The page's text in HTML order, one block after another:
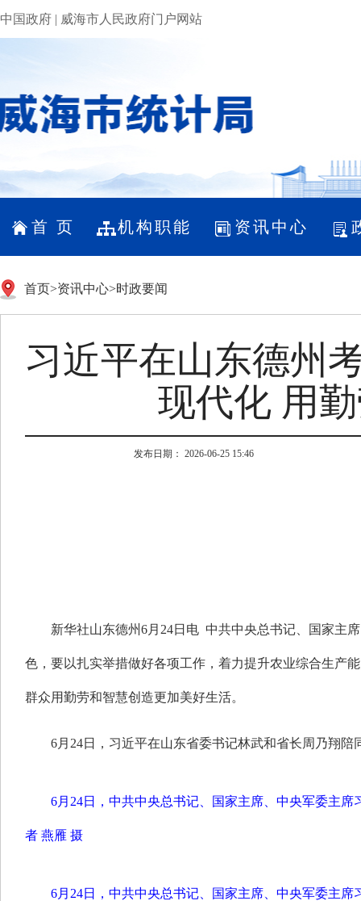
中国政府 | 威海市人民政府门户网站
首 页 机构职能 资讯中心
首页>资讯中心>时政要闻
习近平在山东德州
现代化 用
发布日期： 2026-06-25 15:46
新华社山东德州6月24日电 中共中央总书记、国家主
色，要以扎实举措做好各项工作，着力提升农业综合生产
群众用勤劳和智慧创造更加美好生活。
6月24日，习近平在山东省委书记林武和省长周乃翔陪
6月24日，中共中央总书记、国家主席、中央军委主
者 燕雁 摄
6月24日，中共中央总书记、国家主席、中央军委主